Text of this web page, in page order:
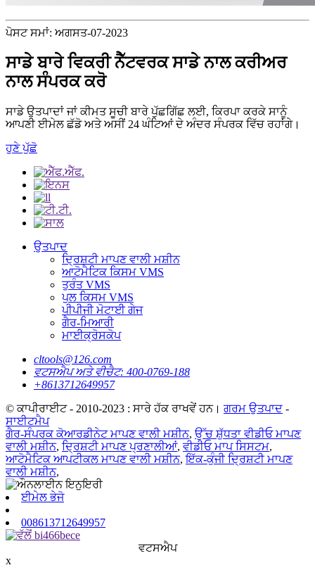
ਪੋਸਟ ਸਮਾਂ: ਅਗਸਤ-07-2023
ਸਾਡੇ ਬਾਰੇ ਵਿਕਰੀ ਨੈੱਟਵਰਕ ਸਾਡੇ ਨਾਲ ਕਰੀਅਰ
ਨਾਲ ਸੰਪਰਕ ਕਰੋ
ਸਾਡੇ ਉਤਪਾਦਾਂ ਜਾਂ ਕੀਮਤ ਸੂਚੀ ਬਾਰੇ ਪੁੱਛਗਿੱਛ ਲਈ, ਕਿਰਪਾ ਕਰਕੇ ਸਾਨੂੰ
ਆਪਣੀ ਈਮੇਲ ਛੱਡੋ ਅਤੇ ਅਸੀਂ 24 ਘੰਟਿਆਂ ਦੇ ਅੰਦਰ ਸੰਪਰਕ ਵਿੱਚ ਰਹਾਂਗੇ।
ਹੁਣੇ ਪੁੱਛੋ
ਉਤਪਾਦ
ਦ੍ਰਿਸ਼ਟੀ ਮਾਪਣ ਵਾਲੀ ਮਸ਼ੀਨ
ਆਟੋਮੈਟਿਕ ਕਿਸਮ VMS
ਤੁਰੰਤ VMS
ਪੁਲ ਕਿਸਮ VMS
ਪੀਪੀਜੀ ਮੋਟਾਈ ਗੇਜ
ਗੈਰ-ਮਿਆਰੀ
ਮਾਈਕ੍ਰੋਸਕੋਪ
cltools@126.com
ਵਟਸਐਪ ਅਤੇ ਵੀਚੈਟ: 400-0769-188
+8613712649957
© ਕਾਪੀਰਾਈਟ - 2010-2023 : ਸਾਰੇ ਹੱਕ ਰਾਖਵੇਂ ਹਨ। ਗਰਮ ਉਤਪਾਦ -
ਸਾਈਟਮੈਪ
ਗੈਰ-ਸੰਪਰਕ ਕੋਆਰਡੀਨੇਟ ਮਾਪਣ ਵਾਲੀ ਮਸ਼ੀਨ, ਉੱਚ ਸ਼ੁੱਧਤਾ ਵੀਡੀਓ ਮਾਪਣ
ਵਾਲੀ ਮਸ਼ੀਨ, ਦ੍ਰਿਸ਼ਟੀ ਮਾਪਣ ਪ੍ਰਣਾਲੀਆਂ, ਵੀਡੀਓ ਮਾਪ ਸਿਸਟਮ,
ਆਟੋਮੈਟਿਕ ਆਪਟੀਕਲ ਮਾਪਣ ਵਾਲੀ ਮਸ਼ੀਨ,ਇੱਕ-ਕੁੰਜੀ ਦ੍ਰਿਸ਼ਟੀ ਮਾਪਣ
ਵਾਲੀ ਮਸ਼ੀਨ,
ਈਮੇਲ ਭੇਜੋ
008613712649957
ਵਟਸਐਪ
x